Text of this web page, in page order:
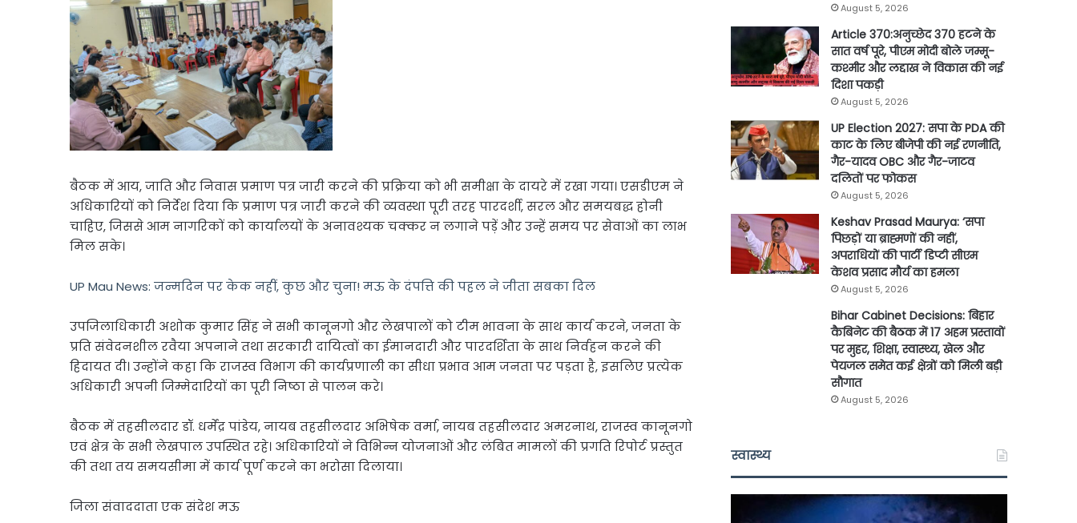
बैठक में आय, जाति और निवास प्रमाण पत्र जारी करने की प्रक्रिया को भी समीक्षा के दायरे में रखा गया। एसडीएम ने
अधिकारियों को निर्देश दिया कि प्रमाण पत्र जारी करने की व्यवस्था पूरी तरह पारदर्शी, सरल और समयबद्ध होनी
चाहिए, जिससे आम नागरिकों को कार्यालयों के अनावश्यक चक्कर न लगाने पड़ें और उन्हें समय पर सेवाओं का लाभ
मिल सके।
UP Mau News: जन्मदिन पर केक नहीं, कुछ और चुना! मऊ के दंपत्ति की पहल ने जीता सबका दिल
उपजिलाधिकारी अशोक कुमार सिंह ने सभी कानूनगो और लेखपालों को टीम भावना के साथ कार्य करने, जनता के
प्रति संवेदनशील रवैया अपनाने तथा सरकारी दायित्वों का ईमानदारी और पारदर्शिता के साथ निर्वहन करने की
हिदायत दी। उन्होंने कहा कि राजस्व विभाग की कार्यप्रणाली का सीधा प्रभाव आम जनता पर पड़ता है, इसलिए प्रत्येक
अधिकारी अपनी जिम्मेदारियों का पूरी निष्ठा से पालन करे।
बैठक में तहसीलदार डॉ. धर्मेंद्र पांडेय, नायब तहसीलदार अभिषेक वर्मा, नायब तहसीलदार अमरनाथ, राजस्व कानूनगो
एवं क्षेत्र के सभी लेखपाल उपस्थित रहे। अधिकारियों ने विभिन्न योजनाओं और लंबित मामलों की प्रगति रिपोर्ट प्रस्तुत
की तथा तय समयसीमा में कार्य पूर्ण करने का भरोसा दिलाया।
जिला संवाददाता एक संदेश मऊ
August 5, 2026
Article 370:अनुच्छेद 370 हटने के
सात वर्ष पूरे, पीएम मोदी बोले जम्मू-
कश्मीर और लद्दाख ने विकास की नई
दिशा पकड़ी
August 5, 2026
UP Election 2027: सपा के PDA की
काट के लिए बीजेपी की नई रणनीति,
गैर-यादव OBC और गैर-जाटव
दलितों पर फोकस
August 5, 2026
Keshav Prasad Maurya: ‘सपा
पिछड़ों या ब्राह्मणों की नहीं,
अपराधियों की पार्टी डिप्टी सीएम
केशव प्रसाद मौर्य का हमला
August 5, 2026
Bihar Cabinet Decisions: बिहार
कैबिनेट की बैठक में 17 अहम प्रस्तावों
पर मुहर, शिक्षा, स्वास्थ्य, खेल और
पेयजल समेत कई क्षेत्रों को मिली बड़ी
सौगात
August 5, 2026
स्वास्थ्य